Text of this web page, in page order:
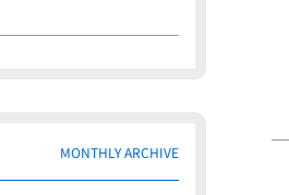
MONTHLY ARCHIVE